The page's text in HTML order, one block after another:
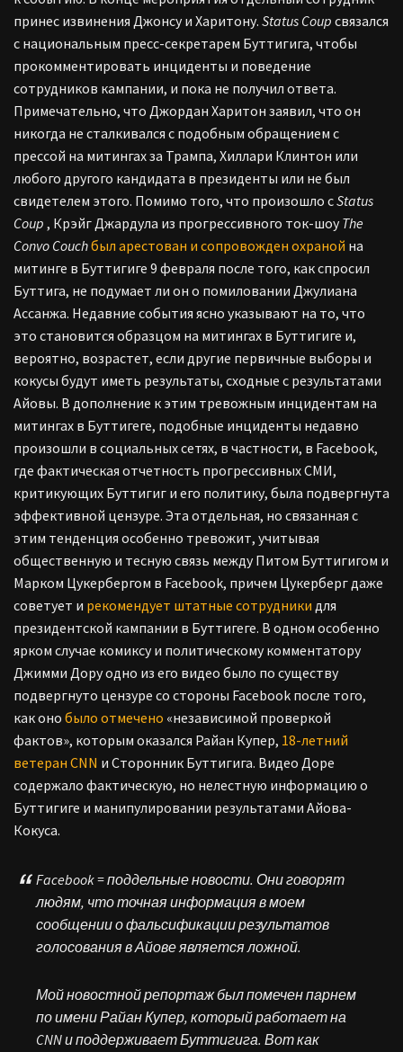
принес извинения Джонсу и Харитону. Status Coup связался
с национальным пресс-секретарем Буттигига, чтобы
прокомментировать инциденты и поведение
сотрудников кампании, и пока не получил ответа.
Примечательно, что Джордан Харитон заявил, что он
никогда не сталкивался с подобным обращением с
прессой на митингах за Трампа, Хиллари Клинтон или
любого другого кандидата в президенты или не был
свидетелем этого. Помимо того, что произошло сStatus
Coup , Крэйг Джардула из прогрессивного ток-шоуThe
Convo Couchбыл арестован и сопровожден охраной на
митинге в Буттигиге 9 февраля после того, как спросил
Буттига, не подумает ли он о помиловании Джулиана
Ассанжа. Недавние события ясно указывают на то, что
это становится образцом на митингах в Буттигиге и,
вероятно, возрастет, если другие первичные выборы и
кокусы будут иметь результаты, сходные с результатами
Айовы. В дополнение к этим тревожным инцидентам на
митингах в Буттигеге, подобные инциденты недавно
произошли в социальных сетях, в частности, в Facebook,
где фактическая отчетность прогрессивных СМИ,
критикующих Буттигиг и его политику, была подвергнута
эффективной цензуре. Эта отдельная, но связанная с
этим тенденция особенно тревожит, учитывая
общественную и тесную связь между Питом Буттигигом и
Марком Цукербергом в Facebook, причем Цукерберг даже
советует и рекомендует штатные сотрудники для
президентской кампании в Буттигеге. В одном особенно
ярком случае комиксу и политическому комментатору
Джимми Дору одно из его видео было по существу
подвергнуто цензуре со стороны Facebook после того,
как оно было отмечено «независимой проверкой
фактов», которым оказался Райан Купер, 18-летний
ветеран CNN и Сторонник Буттигига. Видео Доре
содержало фактическую, но нелестную информацию о
Буттигиге и манипулировании результатами Айова-
Кокуса.
Facebook = поддельные новости. Они говорят
людям, что точная информация в моем
сообщении о фальсификации результатов
голосования в Айове является ложной.
Мой новостной репортаж был помечен парнем
по имени Райан Купер, который работает на
CNN и поддерживает Буттигига. Вот как